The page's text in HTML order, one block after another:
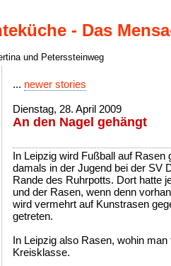
- Das
und Peterssteinweg
... newer stories
Dienstag, 28. April 2009
An den Nagel gehängt
In Leipzig wird Fußball auf
damals in der Jugend bei der SV
Rande des Ruhrpotts. Dort hatte
und der Rasen, wenn denn
wird vermehrt auf Kunstrasen
getreten.
In Leipzig also Rasen, wohin
Kreisklasse.